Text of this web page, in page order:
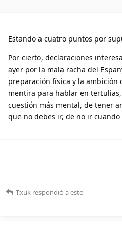
Estando a cuatro puntos por
Por cierto, declaraciones
ayer por la mala racha del
preparación física y la ambición
mentira para hablar en
cuestión más mental, de tener
que no debes ir, de no ir
Txuk respondió a esto